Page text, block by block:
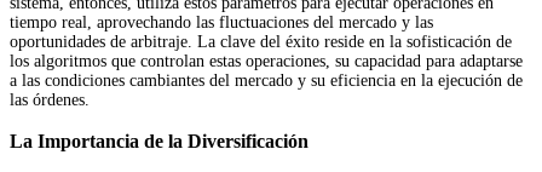
tiempo real, aprovechando las fluctuaciones del mercado y las
oportunidades de arbitraje. La clave del éxito reside en la sofisticación de
los algoritmos que controlan estas operaciones, su capacidad para adaptarse
a las condiciones cambiantes del mercado y su eficiencia en la ejecución de
las órdenes.
La Importancia de la Diversificación